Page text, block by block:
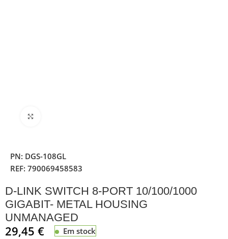
PN: DGS-108GL
REF:790069458583
D-LINK SWITCH 8-PORT 10/100/1000
GIGABIT- METAL HOUSING
UNMANAGED
29,45€ Em stock